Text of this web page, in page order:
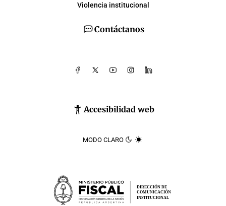
Contáctanos
Accesibilidad web
MODO CLARO
Violencia institucional
DIRECCIÓN DE
COMUNICACIÓN
INSTITUCIONAL